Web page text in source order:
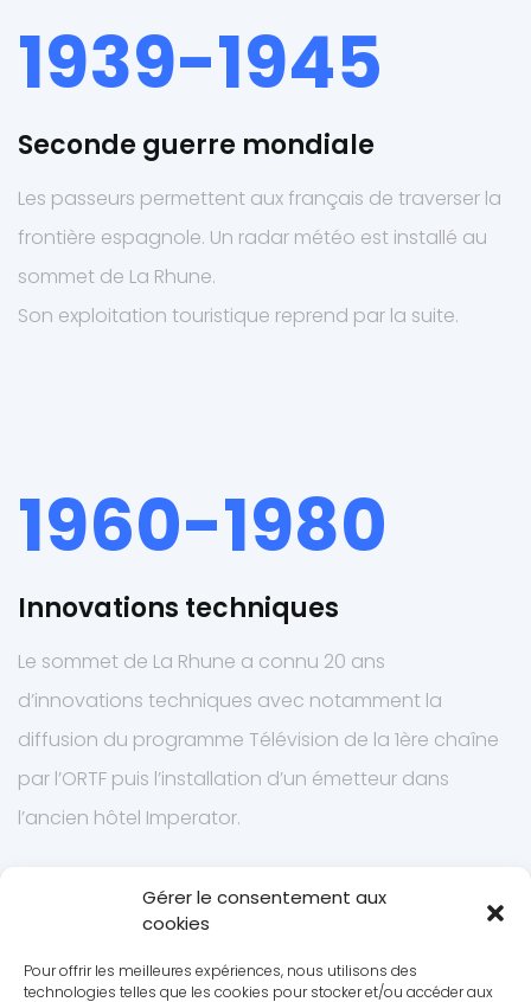
Gérer le consentement aux
cookies
Pour offrir les meilleures expériences, nous utilisons des
technologies telles que les cookies pour stocker et/ou accéder aux
1939-1945
Seconde guerre mondiale
Les passeurs permettent aux français de traverser la
frontière espagnole. Un radar météo est installé au
sommet de La Rhune.
Son exploitation touristique reprend par la suite.
1960-1980
Innovations techniques
Le sommet de La Rhune a connu 20 ans
d’innovations techniques avec notamment la
diffusion du programme Télévision de la 1ère chaîne
par l’ORTF puis l’installation d’un émetteur dans
l’ancien hôtel Imperator.
UN PANORAMA UNIQUE